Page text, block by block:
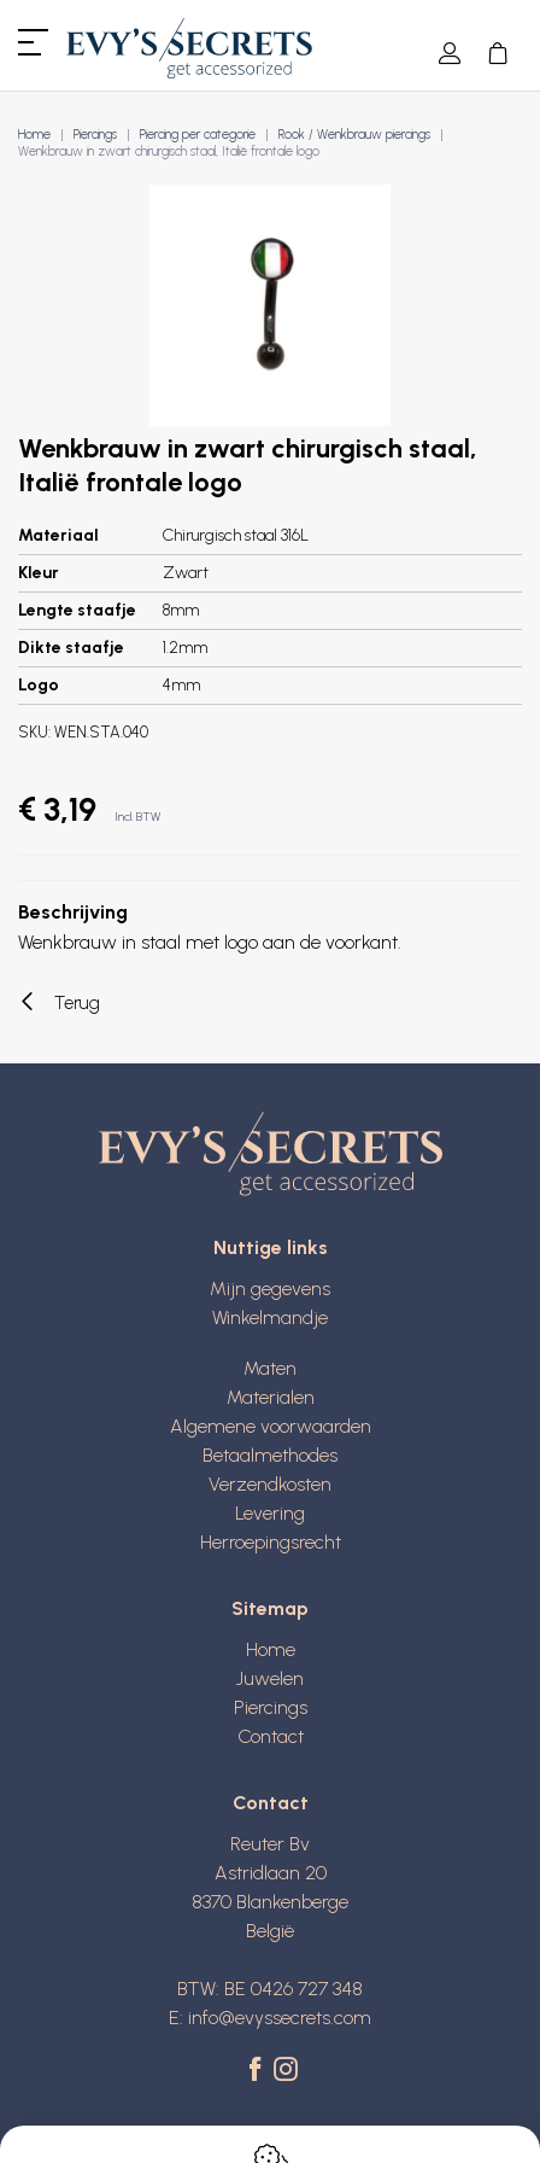
Home Piercings Piercing per categorie
Rook / Wenkbrauw piercings
Wenkbrauw in zwart chirurgisch staal, Italië frontale logo
Wenkbrauw in zwart chirurgisch staal,
Italië frontale logo
Materiaal
Chirurgisch staal 316L
Kleur
Zwart
Lengte staafje
8mm
Dikte staafje
1.2mm
Logo
4mm
SKU: WEN.STA.040
€ 3,19 Incl. BTW
Beschrijving
Wenkbrauw in staal met logo aan de voorkant.
Terug
Nuttige links
Mijn gegevens
Winkelmandje
Maten
Materialen
Algemene voorwaarden
Betaalmethodes
Verzendkosten
Levering
Herroepingsrecht
Sitemap
Home
Juwelen
Piercings
Contact
Contact
Reuter Bv
Astridlaan 20
8370 Blankenberge
België
BTW: BE 0426 727 348
E: info@evyssecrets.com